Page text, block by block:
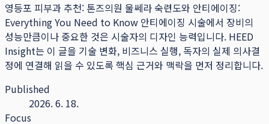
영등포 피부과 추천: 톤즈의원 울쎄라 숙련도와 안티에이징:
Everything You Need to Know 안티에이징 시술에서 장비의
성능만큼이나 중요한 것은 시술자의 디자인 능력입니다. HEED
Insight는 이 글을 기술 변화, 비즈니스 실행, 독자의 실제 의사결
정에 연결해 읽을 수 있도록 핵심 근거와 맥락을 먼저 정리합니다.
Published
2026. 6. 18.
Focus